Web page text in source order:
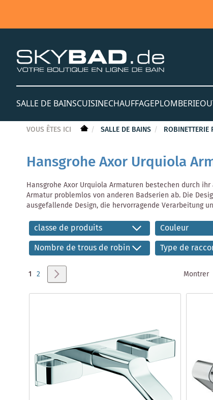
SALLE DE BAINSCUISINECHAUFFAGEPLOMBERIE
VOUS ÊTES ICI SALLE DE BAINS
Hansgrohe Axor Urquiola
Hansgrohe Axor Urquiola Armaturen bestechen durch
Armatur problemlos von anderen Badserien ab. Die
ausgefallende Design, die hervorragende Verarbeitung
classe de produits Couleur
Nombre de trous de robinetterie
Type de
Page
Vous lisez actuellement la page
1 Page
2 Montrer